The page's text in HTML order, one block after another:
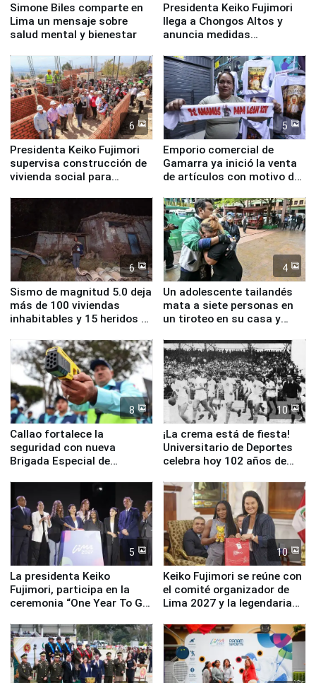
Simone Biles comparte en
Lima un mensaje sobre
salud mental y bienestar
Presidenta Keiko Fujimori
llega a Chongos Altos y
anuncia medidas
educación, salud y empleo
6
Presidenta Keiko Fujimori
supervisa construcción de
vivienda social para
5
Emporio comercial de
Gamarra ya inició la venta
de artículos con motivo de
6
Sismo de magnitud 5.0 deja
más de 100 viviendas
inhabitables y 15 heridos en
4
Un adolescente tailandés
mata a siete personas en
un tiroteo en su casa y
8
Callao fortalece la
seguridad con nueva
Brigada Especial de
equipamiento para
Serenazgo
10
¡La crema está de fiesta!
Universitario de Deportes
celebra hoy 102 años de
5
La presidenta Keiko
Fujimori, participa en la
ceremonia “One Year To Go
10
Keiko Fujimori se reúne con
el comité organizador de
Lima 2027 y la legendaria